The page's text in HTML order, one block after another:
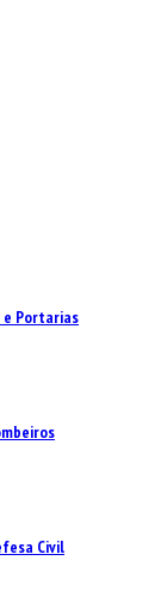
e Portarias
Civil